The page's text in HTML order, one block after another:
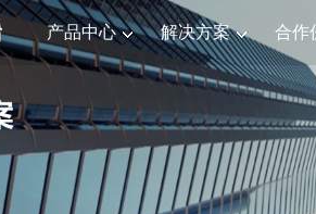
产品中心 解决方案 合作